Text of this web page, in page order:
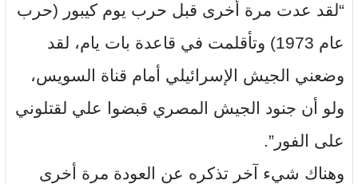
“لقد عدت مرة أخرى قبل حرب يوم كيبور (حرب
عام 1973) وتأقلمت في قاعدة بات يام، لقد
وضعني الجيش الإسرائيلي أمام قناة السويس،
ولو أن جنود الجيش المصري قبضوا علي لقتلوني
على الفور”.
وهناك شيء آخر تذكره عن العودة مرة أخرى